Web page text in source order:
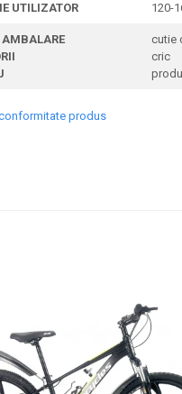
UTILIZATOR
120-
AMBALARE
cutie
cric
produs